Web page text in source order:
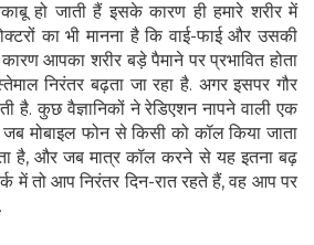
हो जाती हैं इसके कारण ही हमारे शरीर में
का भी मानना है कि वाई-फाई और उसकी
आपका शरीर बड़े पैमाने पर प्रभावित होता
निरंतर बढ़ता जा रहा है. अगर इसपर गौर
है. कुछ वैज्ञानिकों ने रेडिएशन नापने वाली एक
मोबाइल फोन से किसी को कॉल किया जाता
है, और जब मात्र कॉल करने से यह इतना बढ़
में तो आप निरंतर दिन-रात रहते हैं, वह आप पर